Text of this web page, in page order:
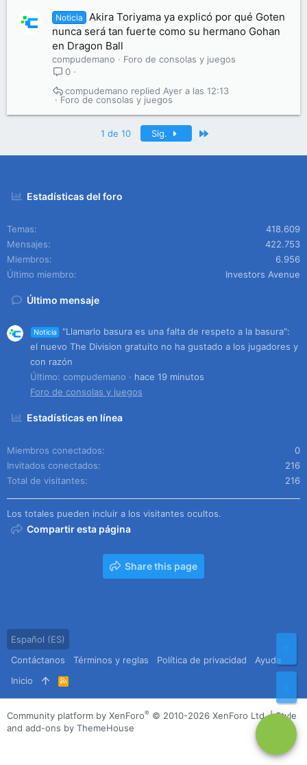
Noticia
Akira Toriyama ya explicó por qué Goten
nunca será tan fuerte como su hermano Gohan
en Dragon Ball
compudemano
Foro de consolas y juegos
0
Foro de consolas y juegos
Ayer a las 12:13
compudemano
1 de 10 Sig.
Estadísticas del foro
Temas
418.609
Mensajes
422.753
Miembros
6.956
Último miembro
Investors Avenue
Último mensaje
Noticia
"Llamarlo basura es una falta de respeto a la basura":
el nuevo The Division gratuito no ha gustado a los jugadores y
con razón
Último: compudemano
hace 19 minutos
Foro de consolas y juegos
Estadísticas en línea
Miembros conectados
0
Invitados conectados
216
Total de visitantes
216
Los totales pueden incluir a los visitantes ocultos.
Compartir esta página
Share this page
Español (ES)
Contáctanos
Términos y reglas Política de privacidad
Ayuda
Inicio
R
S
S
Community platform by XenForo® © 2010-2026 XenForo Ltd. |Style
and add-ons by ThemeHouse